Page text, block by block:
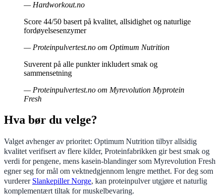
— Hardworkout.no
Score 44/50 basert på kvalitet, allsidighet og naturlige
fordøyelsesenzymer
— Proteinpulvertest.no om Optimum Nutrition
Suverent på alle punkter inkludert smak og
sammensetning
— Proteinpulvertest.no om Myrevolution Myprotein
Fresh
Hva bør du velge?
Valget avhenger av prioritet: Optimum Nutrition tilbyr allsidig
kvalitet verifisert av flere kilder, Proteinfabrikken gir best smak og
verdi for pengene, mens kasein-blandinger som Myrevolution Fresh
egner seg for mål om vektnedgjennom lengre metthet. For deg som
vurderer Slankepiller Norge, kan proteinpulver utgjøre et naturlig
komplementært tiltak for muskelbevaring.